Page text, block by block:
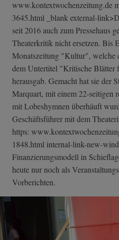
www.kontextwochenzeitung.de
3645.html _blank external-
seit 2016 auch zum Pressehaus
Theaterkritik nicht ersetzen. Bis
Monatszeitung "Kultur", welche
dem Untertitel "Kritische Blätter
herausgab. Gemacht hat sie der
Marquart, mit einem 22-seitigen
mit Lobeshymnen überhäuft
Geschäftsführer mit dem
https:
1848.html internal-link-n­ew-
Finanzierungsmodell in
heute nur noch als
Vorberichten.